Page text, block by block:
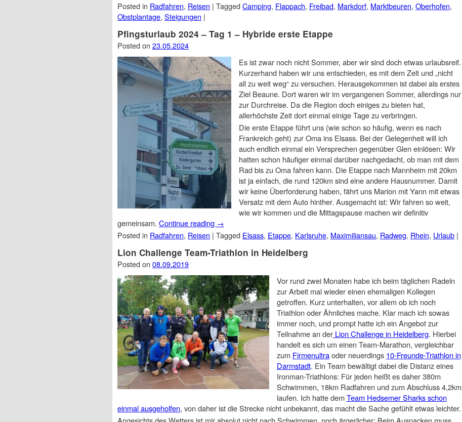
Posted in Radfahren, Reisen | Tagged Camping, Flappach, Freibad, Markdorf, Marktbeuren, Oberhofen,
Obstplantage, Steigungen |
Pfingsturlaub 2024 – Tag 1 – Hybride erste Etappe
Posted on 23.05.2024
Es ist zwar noch nicht Sommer, aber wir sind doch etwas urlaubsreif.
Kurzerhand haben wir uns entschieden, es mit dem Zelt und „nicht
all zu weit weg“ zu versuchen. Herausgekommen ist dabei als erstes
Ziel Beaune. Dort waren wir im vergangenen Sommer, allerdings nur
zur Durchreise. Da die Region doch einiges zu bieten hat,
allerhöchste Zeit dort einmal einige Tage zu verbringen.
Die erste Etappe führt uns (wie schon so häufig, wenn es nach
Frankreich geht) zur Oma ins Elsass. Bei der Gelegenheit will ich
auch endlich einmal ein Versprechen gegenüber Glen einlösen: Wir
hatten schon häufiger einmal darüber nachgedacht, ob man mit dem
Rad bis zu Oma fahren kann. Die Etappe nach Mannheim mit 20km
ist ja einfach, die rund 120km sind eine andere Hausnummer. Damit
wir keine Überforderung haben, fährt uns Marion mit Yann mit etwas
Versatz mit dem Auto hinther. Ausgemacht ist: Wir fahren so weit,
wie wir kommen und die Mittagspause machen wir definitiv
gemeinsam. Continue reading →
Posted in Radfahren, Reisen | Tagged Elsass, Etappe, Karlsruhe, Maximiliansau, Radweg, Rhein, Urlaub |
Lion Challenge Team-Triathlon in Heidelberg
Posted on 08.09.2019
Vor rund zwei Monaten habe ich beim täglichen Radeln
zur Arbeit mal wieder einen ehemaligen Kollegen
getroffen. Kurz unterhalten, vor allem ob ich noch
Triathlon oder Ähnliches mache. Klar mach ich sowas
immer noch, und prompt hatte ich ein Angebot zur
Teilnahme an derLion Challenge in Heidelberg. Hierbei
handelt es sich um einen Team-Marathon, vergleichbar
zum Firmenultraoder neuerdings 10-Freunde-Triathlon in
Darmstadt. Ein Team bewältigt dabei die Distanz eines
Ironman-Triathlons: Für jeden heißt es daher 380m
Schwimmen, 18km Radfahren und zum Abschluss 4,2km
laufen. Ich hatte demTeam Hedsemer Sharks schon
einmal ausgeholfen, von daher ist die Strecke nicht unbekannt, das macht die Sache gefühlt etwas leichter.